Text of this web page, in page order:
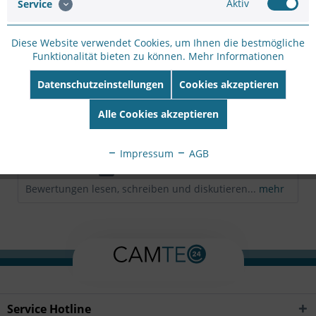
Hersteller:
Nr:
WV-S25700-V2L
EAN:
4582619071603
Beschreibung
4MP Dome-Netzwerkkamera für den Außenbereich 4MP
Intelligente Automatik (mit AI-Engine)...mehr
Bewertungen lesen, schreiben und diskutieren... mehr
Service Hotline
Service Aktiv
Diese Website verwendet Cookies, um Ihnen die bestmögliche
Funktionalität bieten zu können. Mehr Informationen
Datenschutzeinstellungen Cookies akzeptieren
Alle Cookies akzeptieren
Impressum AGB